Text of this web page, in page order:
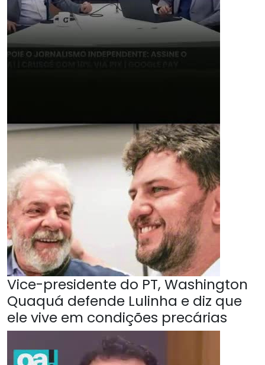
Vice-presidente do PT, Washington
Quaquá defende Lulinha e diz que
ele vive em condições precárias